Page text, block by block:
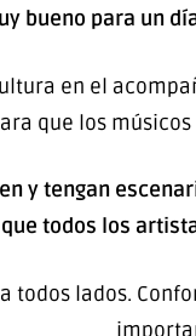
bueno para un
en el
que los
y tengan
todos los
todos lados.